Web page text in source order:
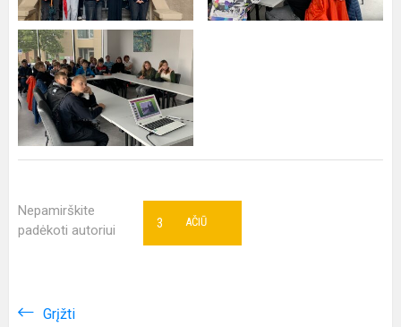
Nepamirškite
padėkoti autoriui
AČIŪ
3
Grįžti